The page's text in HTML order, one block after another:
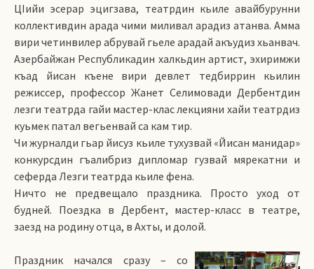
ЦIийи эсерар эцигзава, театрдин кьиле авайбурунни
коллективдин арада чими миливал арадиз атанва. Амма
вири четинвилер абрувай гьеле арадай акъудиз хьанвач.
Азербайжан Республикадин халкьдин артист, эхиримжи
къад йисан къене вири девлет тедбиррин кьилин
режиссер, профессор Жанет Селимовади Дербентдин
лезги театрда гайи мастер-клас лекцияни хайи театрдиз
куьмек патал вегьенвай са кам тир.
Чи журналди гьар йисуз кьиле тухузвай «Йисан манидар»
конкурсдин гъалибриз дипломар гузвай мярекатни и
сеферда Лезги театрда кьиле фена.
Ничто не предвещало праздника. Просто уход от
будней. Поездка в Дербент, мастер-класс в театре,
заезд на родину отца, в Ахты, и долой.
Праздник начался сразу – со